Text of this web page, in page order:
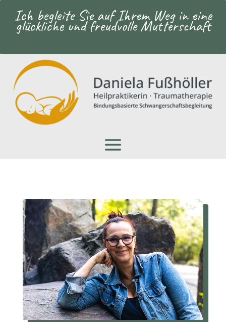
Ich begleite Sie auf Ihrem Weg in eine
glückliche und freudvolle Mutterschaft